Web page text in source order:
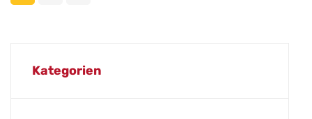
Kategorien